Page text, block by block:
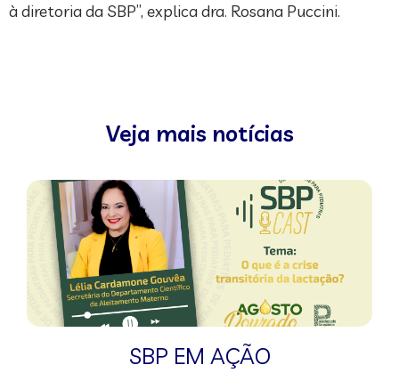
à diretoria da SBP”, explica dra. Rosana Puccini.
Veja mais notícias
SBP EM AÇÃO